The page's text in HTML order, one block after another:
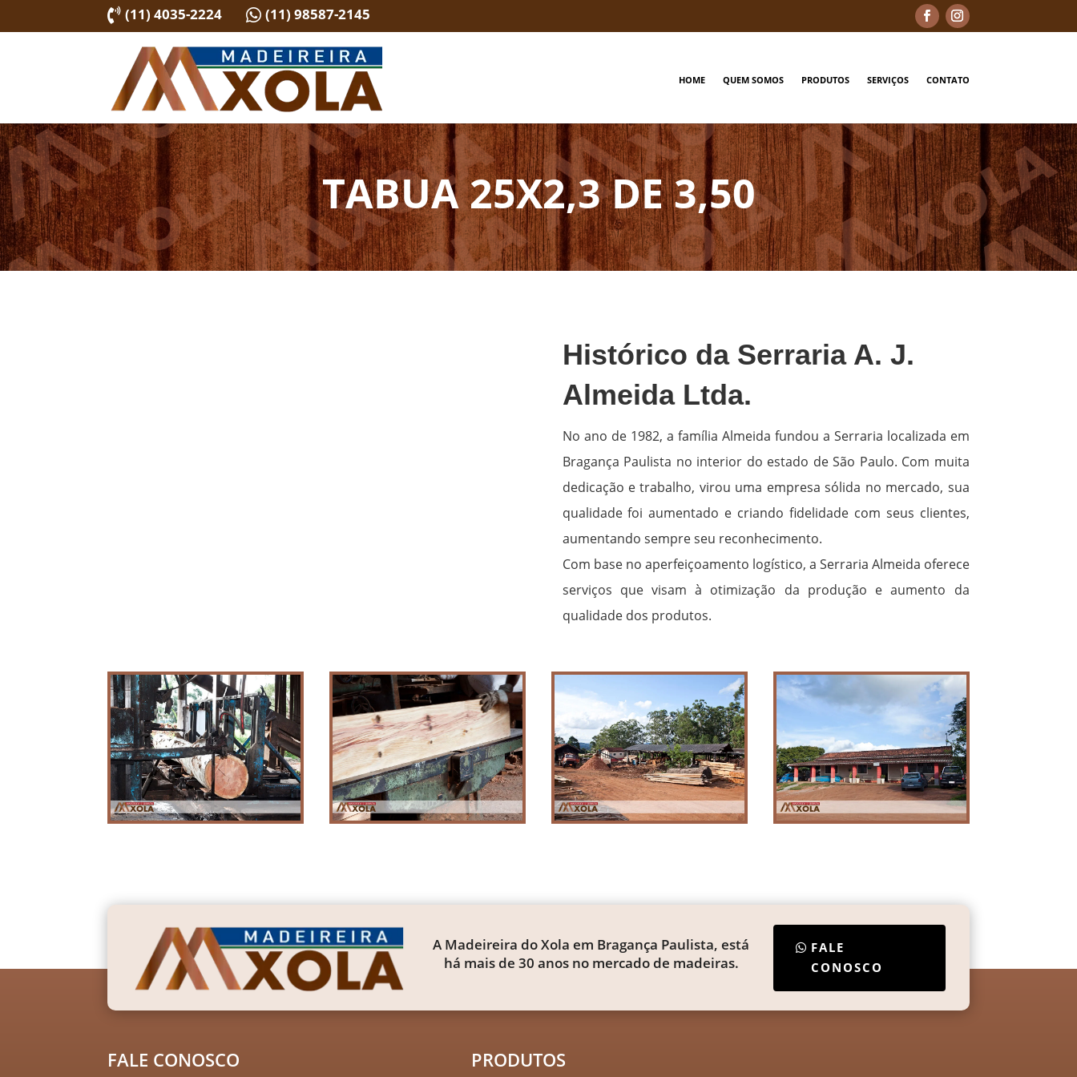
 (11) 4035-2224  (11) 98587-2145
HOME QUEM SOMOS PRODUTOS SERVIÇOS CONTATO
TABUA 25X2,3 DE 3,50
Histórico da Serraria A. J.
Almeida Ltda.
No ano de 1982, a família Almeida fundou a Serraria localizada em
Bragança Paulista no interior do estado de São Paulo. Com muita
dedicação e trabalho, virou uma empresa sólida no mercado, sua
qualidade foi aumentado e criando fidelidade com seus clientes,
aumentando sempre seu reconhecimento.
Com base no aperfeiçoamento logístico, a Serraria Almeida oferece
serviços que visam à otimização da produção e aumento da
qualidade dos produtos.
A Madeireira do Xola em Bragança Paulista, está
há mais de 30 anos no mercado de madeiras.
FALE
CONOSCO
FALE CONOSCO PRODUTOS